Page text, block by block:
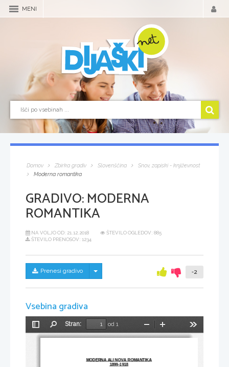
MENI
Domov Zbirka gradiv Slovenščina
Snov, zapiski - književnost
Moderna romantika
GRADIVO:MODERNA
ROMANTIKA
NA VOLJO OD: 21.12.2018
ŠTEVILO OGLEDOV: 885
ŠTEVILO PRENOSOV: 1234
Prenesi gradivo Skrij/prikaži meni -2
Vsebina gradiva
Preklopi
stransko
Stran:
od 1
Pomanjšaj
MODERNA ALI NOVA ROMANTIKA
1899-1918